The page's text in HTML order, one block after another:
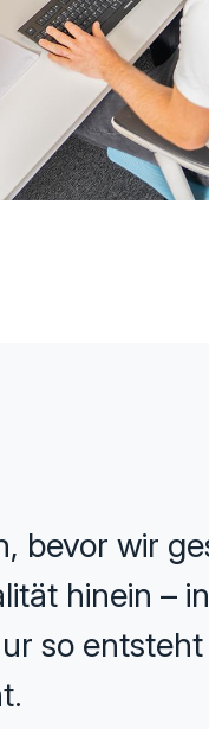
bevor wir
hinein –
so